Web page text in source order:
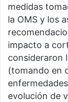
medidas
la OMS y los
impacto a
consideraron
(tomando en
evolución de